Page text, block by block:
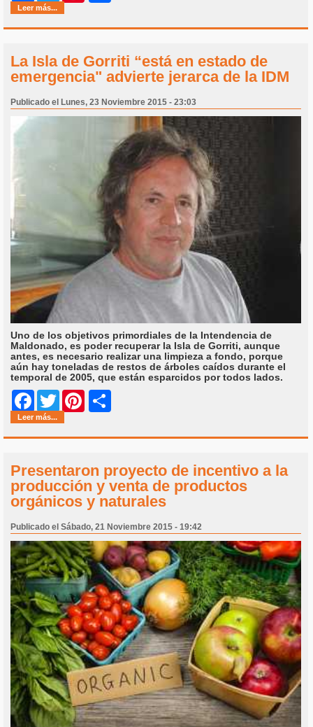
Leer más...
La Isla de Gorriti “está en estado de
emergencia" advierte jerarca de la IDM
Publicado el Lunes, 23 Noviembre 2015 - 23:03
Uno de los objetivos primordiales de la Intendencia de
Maldonado, es poder recuperar la Isla de Gorriti, aunque
antes, es necesario realizar una limpieza a fondo, porque
aún hay toneladas de restos de árboles caídos durante el
temporal de 2005, que están esparcidos por todos lados.
Facebook
Twitter Pinterest
Leer más...
Presentaron proyecto de incentivo a la
producción y venta de productos
orgánicos y naturales
Publicado el Sábado, 21 Noviembre 2015 - 19:42